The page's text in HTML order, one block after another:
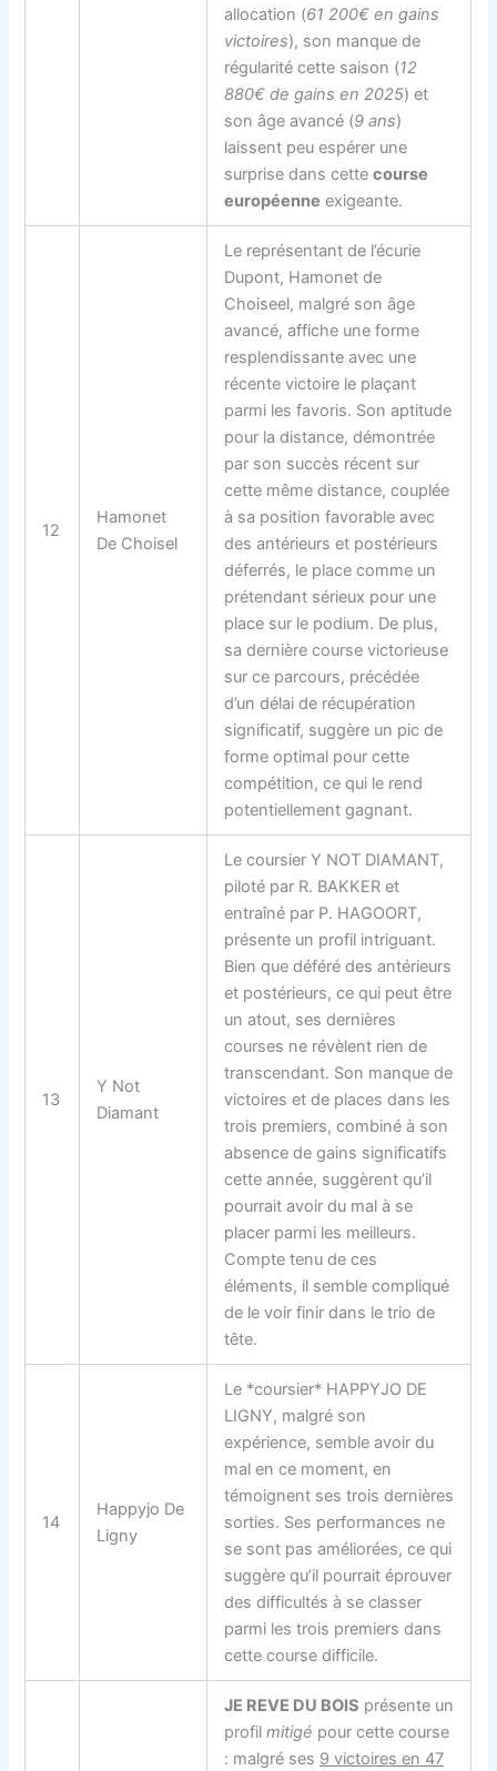
allocation (61 200€ en gains
victoires), son manque de
régularité cette saison (12
880€ de gains en 2025) et
son âge avancé (9 ans)
laissent peu espérer une
surprise dans cettecourse
européenne exigeante.
12
Hamonet
De Choisel
Le représentant de l’écurie
Dupont, Hamonet de
Choiseel, malgré son âge
avancé, affiche une forme
resplendissante avec une
récente victoire le plaçant
parmi les favoris. Son aptitude
pour la distance, démontrée
par son succès récent sur
cette même distance, couplée
à sa position favorable avec
des antérieurs et postérieurs
déferrés, le place comme un
prétendant sérieux pour une
place sur le podium. De plus,
sa dernière course victorieuse
sur ce parcours, précédée
d’un délai de récupération
significatif, suggère un pic de
forme optimal pour cette
compétition, ce qui le rend
potentiellement gagnant.
13
Y Not
Diamant
Le coursier Y NOT DIAMANT,
piloté par R. BAKKER et
entraîné par P. HAGOORT,
présente un profil intriguant.
Bien que déféré des antérieurs
et postérieurs, ce qui peut être
un atout, ses dernières
courses ne révèlent rien de
transcendant. Son manque de
victoires et de places dans les
trois premiers, combiné à son
absence de gains significatifs
cette année, suggèrent qu’il
pourrait avoir du mal à se
placer parmi les meilleurs.
Compte tenu de ces
éléments, il semble compliqué
de le voir finir dans le trio de
tête.
14
Happyjo De
Ligny
Le *coursier* HAPPYJO DE
LIGNY, malgré son
expérience, semble avoir du
mal en ce moment, en
témoignent ses trois dernières
sorties. Ses performances ne
se sont pas améliorées, ce qui
suggère qu’il pourrait éprouver
des difficultés à se classer
parmi les trois premiers dans
cette course difficile.
JE REVE DU BOIS présente un
profilmitigé pour cette course
: malgré ses 9 victoires en 47